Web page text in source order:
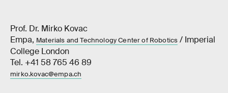
Prof. Dr. Mirko Kovac
Empa, Materials and Technology Center of Robotics / Imperial
College London
Tel. +41 58 765 46 89
mirko.kovac@empa.ch